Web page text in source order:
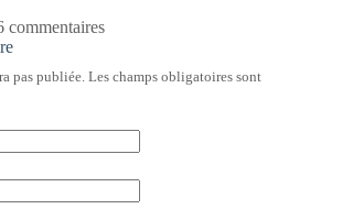
commentaires
pas publiée. Les champs obligatoires sont